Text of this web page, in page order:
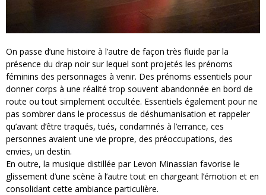
On passe d’une histoire à l’autre de façon très fluide par la
présence du drap noir sur lequel sont projetés les prénoms
féminins des personnages à venir. Des prénoms essentiels pour
donner corps à une réalité trop souvent abandonnée en bord de
route ou tout simplement occultée. Essentiels également pour ne
pas sombrer dans le processus de déshumanisation et rappeler
qu’avant d’être traqués, tués, condamnés à l’errance, ces
personnes avaient une vie propre, des préoccupations, des
envies, un destin.
En outre, la musique distillée par Levon Minassian favorise le
glissement d’une scène à l’autre tout en chargeant l’émotion et en
consolidant cette ambiance particulière.